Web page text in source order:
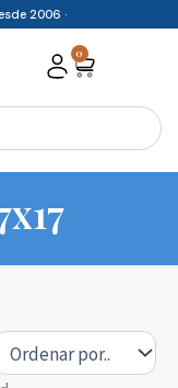
2006 ·
0
Cart